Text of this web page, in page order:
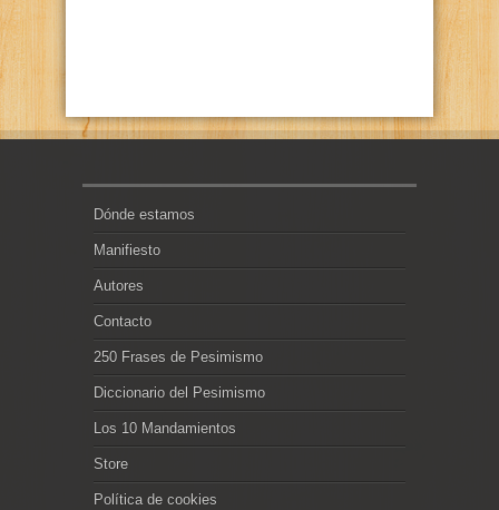
Dónde estamos
Manifiesto
Autores
Contacto
250 Frases de Pesimismo
Diccionario del Pesimismo
Los 10 Mandamientos
Store
Política de cookies